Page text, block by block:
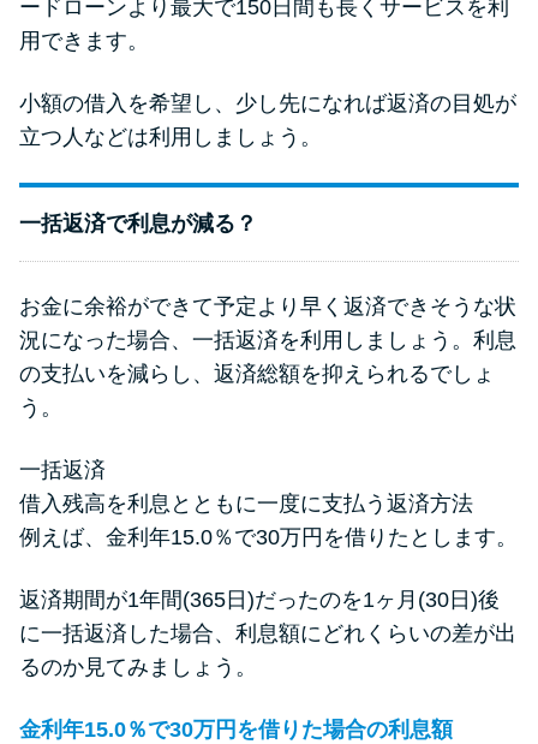
ードローンより最大で150日間も長くサービスを利
用できます。
小額の借入を希望し、少し先になれば返済の目処が
立つ人などは利用しましょう。
一括返済で利息が減る？
お金に余裕ができて予定より早く返済できそうな状
況になった場合、一括返済を利用しましょう。利息
の支払いを減らし、返済総額を抑えられるでしょ
う。
一括返済
借入残高を利息とともに一度に支払う返済方法
例えば、金利年15.0％で30万円を借りたとします。
返済期間が1年間(365日)だったのを1ヶ月(30日)後
に一括返済した場合、利息額にどれくらいの差が出
るのか見てみましょう。
金利年15.0％で30万円を借りた場合の利息額